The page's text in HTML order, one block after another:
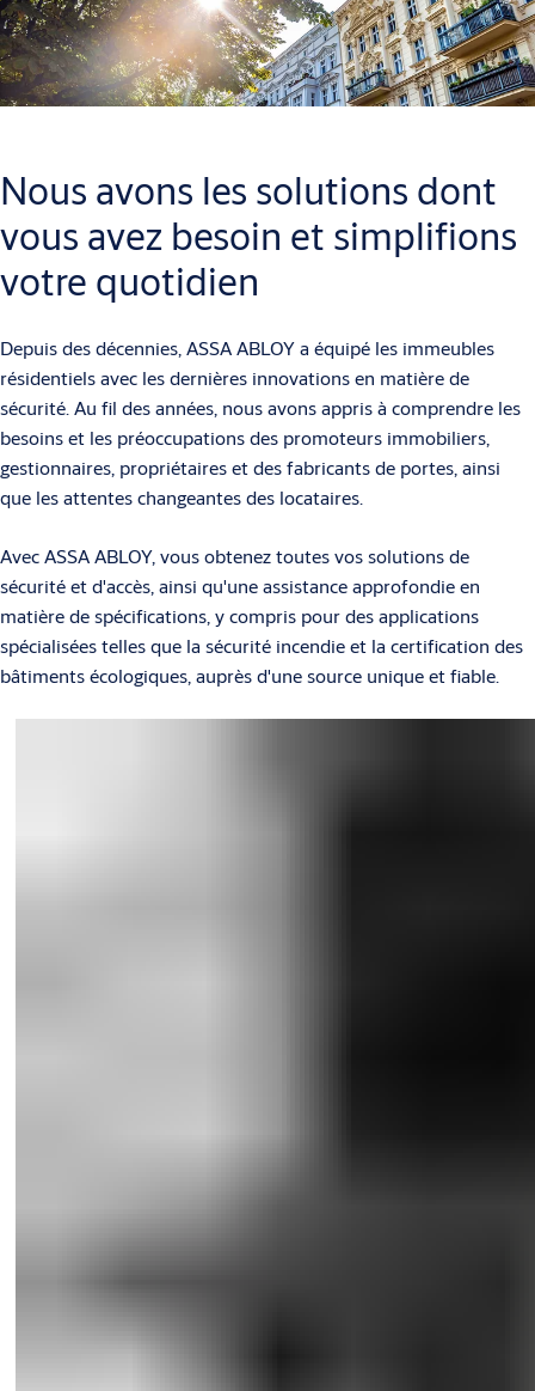
Nous avons les solutions dont
vous avez besoin et simplifions
votre quotidien
Depuis des décennies, ASSA ABLOY a équipé les immeubles
résidentiels avec les dernières innovations en matière de
sécurité. Au fil des années, nous avons appris à comprendre les
besoins et les préoccupations des promoteurs immobiliers,
gestionnaires, propriétaires et des fabricants de portes, ainsi
que les attentes changeantes des locataires.
Avec ASSA ABLOY, vous obtenez toutes vos solutions de
sécurité et d'accès, ainsi qu'une assistance approfondie en
matière de spécifications, y compris pour des applications
spécialisées telles que la sécurité incendie et la certification des
bâtiments écologiques, auprès d'une source unique et fiable.